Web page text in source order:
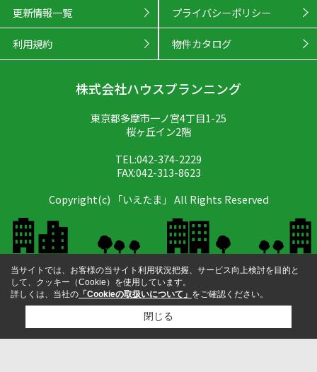
更新情報一覧 プライバシーポリシー
利用規約 物件カタログ
株式会社ハウスプランニング
東京都多摩市一ノ宮4丁目1-25
桜ヶ丘イン2階
TEL:042-374-2229
FAX:042-313-8623
Copyright(c) 「いえたま」 All Rights Reserved
当サイトでは、お客様の当サイト利用状況把握、サービス向上検討を目的と
して、クッキー（Cookie）を使用しています。
詳しくは、当社の 「Cookieの取扱いについて」 をご確認ください。
閉じる